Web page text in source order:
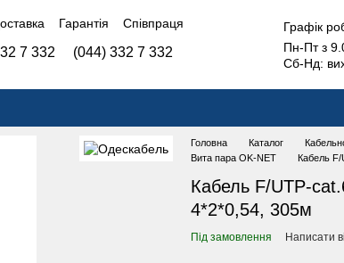
Гарантія
Співпраця
7 332 (044) 332 7 332
Графік
Пн-Пт з
Сб-Нд:
Головна Каталог
Вита пара OK-NET
Кабель
Кабель F/UTP-
4*2*0,54, 305м
Під замовлення Написати